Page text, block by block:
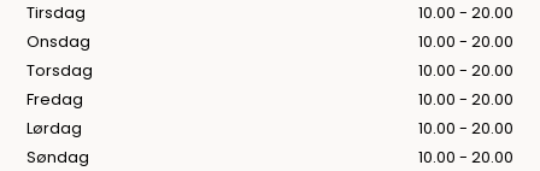
Tirsdag
10.00 - 20.00
Onsdag
10.00 - 20.00
Torsdag
10.00 - 20.00
Fredag
10.00 - 20.00
Lørdag
10.00 - 20.00
Søndag
10.00 - 20.00